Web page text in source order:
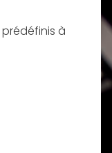
prédéfinis à